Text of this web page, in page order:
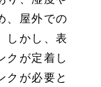
、屋外での
しかし、表
クが定着し
クが必要と